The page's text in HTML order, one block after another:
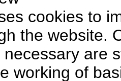
cookies to
the website.
are
working of